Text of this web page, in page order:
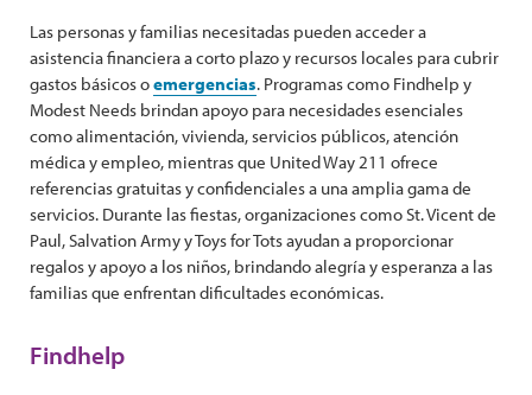
Las personas y familias necesitadas pueden acceder a
asistencia financiera a corto plazo y recursos locales para cubrir
gastos básicos oemergencias. Programas como Findhelp y
Modest Needs brindan apoyo para necesidades esenciales
como alimentación, vivienda, servicios públicos, atención
médica y empleo, mientras que United Way 211 ofrece
referencias gratuitas y confidenciales a una amplia gama de
servicios. Durante las fiestas, organizaciones como St. Vicent de
Paul, Salvation Army y Toys for Tots ayudan a proporcionar
regalos y apoyo a los niños, brindando alegría y esperanza a las
familias que enfrentan dificultades económicas.
Findhelp